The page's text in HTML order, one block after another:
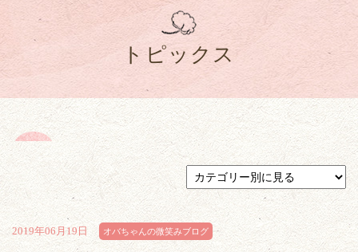
トピックス
2019年06月19日 オバちゃんの微笑みブログ